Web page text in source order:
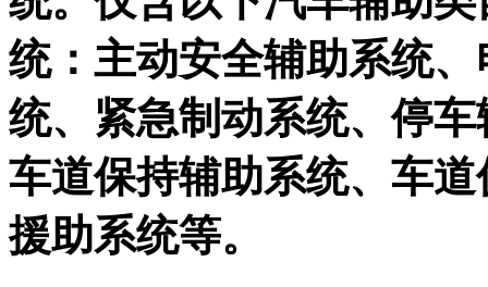
统：主动安全辅助系统
统、紧急制动系统、停
车道保持辅助系统、车
援助系统等。